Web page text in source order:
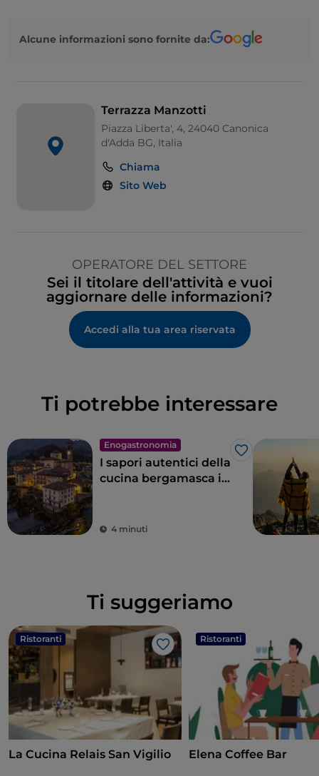
Alcune informazioni sono fornite da:
Terrazza Manzotti
Piazza Liberta', 4, 24040 Canonica
d'Adda BG, Italia
Chiama
Sito Web
OPERATORE DEL SETTORE
Sei il titolare dell'attività e vuoi
aggiornare delle informazioni?
Accedi alla tua area riservata
Ti potrebbe interessare
Enogastronomia
Like
I sapori autentici della
cucina bergamasca in
4 minuti
Ti suggeriamo
Ristoranti
Like
La Cucina Relais San Vigilio
Ristoranti
Elena Coffee Bar